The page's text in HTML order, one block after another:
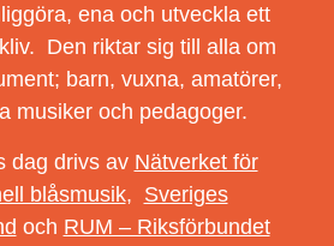
ena och utveckla ett
Den riktar sig till alla om
barn, vuxna, amatörer,
musiker och pedagoger.
dag drivs av Nätverket för
blåsmusik, Sveriges
och RUM – Riksförbundet